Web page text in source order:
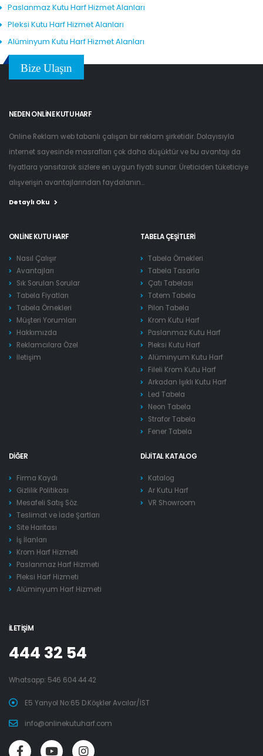
Paslanmaz Kutu Harf Hizmet Alanları
Pleksi Kutu Harf Hizmet Alanları
Alüminyum Kutu Harf Hizmet Alanları
Bize Ulaşın
NEDEN ONLINE KUTU HARF
Online Reklam web tabanlı çalışan bir reklam şirketidir. Dolayısıyla
internet sayesinde masrafları çok daha düşüktür ve bu avantajı da
fiyatlara yansıtarak sizlere en uygun fiyatı sunar. Üreticiden tüketiciye
alışverişin avantajlarından faydalanın...
Detaylı Oku
ONLINE KUTU HARF
Nasıl Çalışır
Avantajları
Sık Sorulan Sorular
Tabela Fiyatları
Tabela Örnekleri
Müşteri Yorumları
Hakkımızda
Reklamcılara Özel
İletişim
TABELA ÇEŞITLERI
Tabela Örnekleri
Tabela Tasarla
Çatı Tabelası
Totem Tabela
Pilon Tabela
Krom Kutu Harf
Paslanmaz Kutu Harf
Pleksi Kutu Harf
Alüminyum Kutu Harf
Fileli Krom Kutu Harf
Arkadan Işıklı Kutu Harf
Led Tabela
Neon Tabela
Strafor Tabela
Fener Tabela
DIĞER
Firma Kaydı
Gizlilik Politikası
Mesafeli Satış Söz.
Teslimat ve İade Şartları
Site Haritası
İş İlanları
Krom Harf Hizmeti
Paslanmaz Harf Hizmeti
Pleksi Harf Hizmeti
Alüminyum Harf Hizmeti
DIJITAL KATALOG
Katalog
Ar Kutu Harf
VR Showroom
İLETIŞIM
444 32 54
Whatsapp: 546 604 44 42
E5 Yanyol No:65 D.Köşkler Avcılar/İST
info@onlinekutuharf.com